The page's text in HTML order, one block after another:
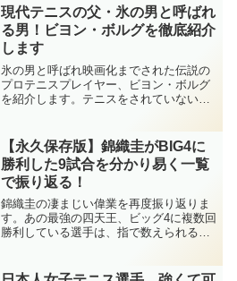
他業種のスーパーエリートの方がとても
似合うことがよく分かります。
現代テニスの父・氷の男と呼ばれ
る男！ビヨン・ボルグを徹底紹介
します
氷の男と呼ばれ映画化までされた伝説の
プロテニスプレイヤー、ビヨン・ボルグ
を紹介します。テニスをされていない方
姿は貴族と野獣。実は20年前にも同じよ
うな関係があったのです。
【永久保存版】錦織圭がBIG4に
勝利した9試合を分かり易く一覧
で振り返る！
錦織圭の凄まじい偉業を再度振り返りま
す。あの最強の四天王、ビッグ4に複数回
勝利している選手は、指で数えられる程
中に、体の小さな錦織圭が、ビッグ4に立